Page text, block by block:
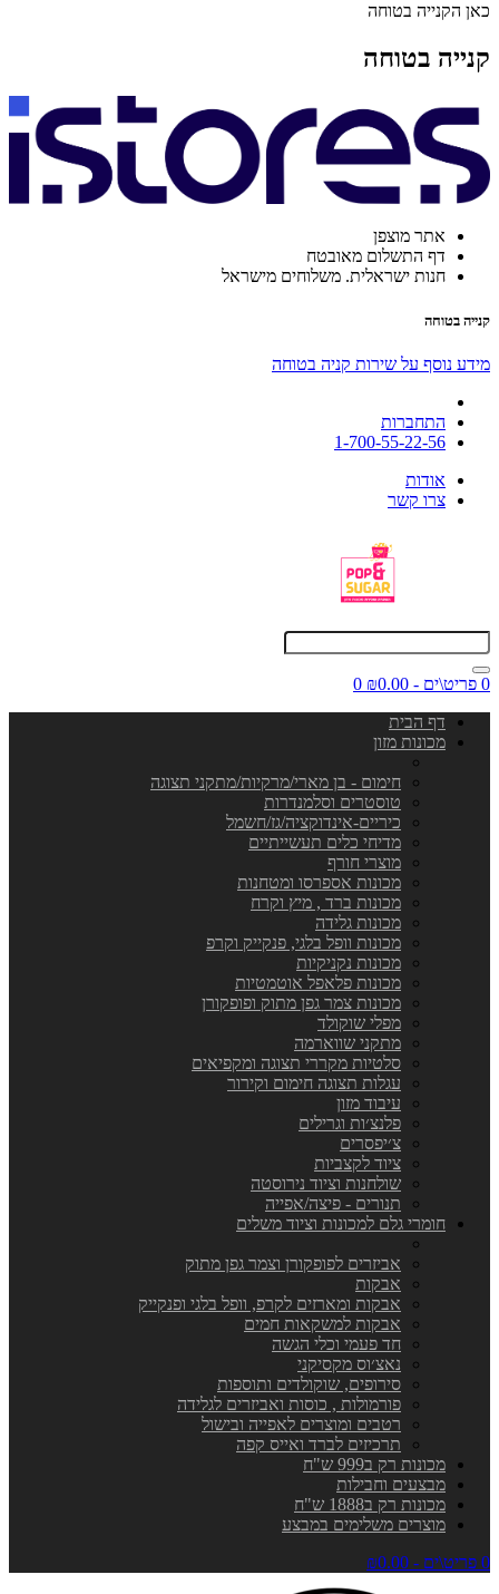
כאן הקנייה בטוחה
קנייה בטוחה
אתר מוצפן
דף התשלום מאובטח
חנות ישראלית. משלוחים מישראל
קנייה בטוחה
מידע נוסף על שירות קניה בטוחה
התחברות
1-700-55-22-56
אודות
צרו קשר
0 פריט\ים - ₪0.00
0
דף הבית
מכונות מזון
חימום - בן מארי/מרקיות/מתקני תצוגה
טוסטרים וסלמנדרות
כיריים-אינדוקציה/גז/חשמל
מדיחי כלים תעשייתיים
מוצרי חורף
מכונות אספרסו ומטחנות
מכונות ברד , מיץ וקרח
מכונות גלידה
מכונות וופל בלגי, פנקייק וקרפ
מכונות נקניקיות
מכונות פלאפל אוטמטיות
מכונות צמר גפן מתוק ופופקורן
מפלי שוקולד
מתקני שווארמה
סלטיות מקררי תצוגה ומקפיאים
עגלות תצוגה חימום וקירור
עיבוד מזון
פלנצ׳ות וגרילים
צ׳יפסרים
ציוד לקצביות
שולחנות וציוד נירוסטה
תנורים - פיצה/אפייה
חומרי גלם למכונות וציוד משלים
אביזרים לפופקורן וצמר גפן מתוק
אבקות
אבקות ומארזים לקרפ, וופל בלגי ופנקייק
אבקות למשקאות חמים
חד פעמי וכלי הגשה
נאצ׳וס מקסיקני
סירופים, שוקולדים ותוספות
פורמולות , כוסות ואביזרים לגלידה
רטבים ומוצרים לאפייה ובישול
תרכיזים לברד ואייס קפה
מכונות רק ב999 ש"ח
מבצעים וחבילות
מכונות רק ב1888 ש"ח
מוצרים משלימים במבצע
0 פריט\ים - ₪0.00